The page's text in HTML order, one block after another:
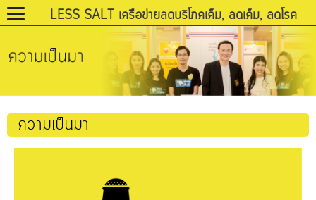
LESS SALT เครือข่ายลดบริโภคเค็ม, ลดเค็ม, ลดโรค
ความเป็นมา